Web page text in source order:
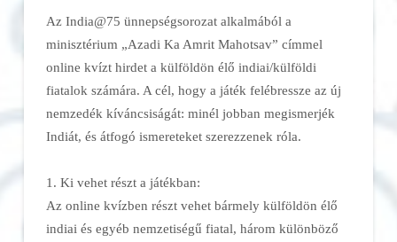
Az India@75 ünnepségsorozat alkalmából a
minisztérium „Azadi Ka Amrit Mahotsav” címmel
online kvízt hirdet a külföldön élő indiai/külföldi
fiatalok számára. A cél, hogy a játék felébressze az új
nemzedék kíváncsiságát: minél jobban megismerjék
Indiát, és átfogó ismereteket szerezzenek róla.
1. Ki vehet részt a játékban:
Az online kvízben részt vehet bármely külföldön élő
indiai és egyéb nemzetiségű fiatal, három különböző